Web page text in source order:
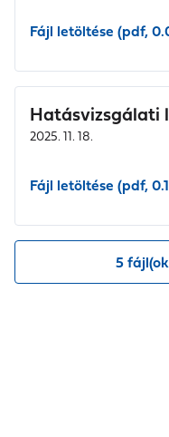
Fájl letöltése (pdf,
Hatásvizsgálati
2025. 11. 18.
Fájl letöltése (pdf,
5